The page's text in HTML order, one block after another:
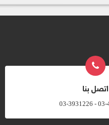
اتصل بنا
03-